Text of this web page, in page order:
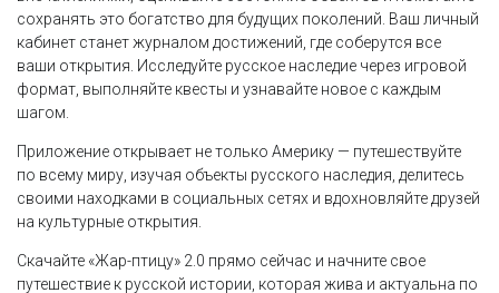
сохранять это богатство для будущих поколений. Ваш личный
кабинет станет журналом достижений, где соберутся все
ваши открытия. Исследуйте русское наследие через игровой
формат, выполняйте квесты и узнавайте новое с каждым
шагом.
Приложение открывает не только Америку — путешествуйте
по всему миру, изучая объекты русского наследия, делитесь
своими находками в социальных сетях и вдохновляйте друзей
на культурные открытия.
Скачайте «Жар-птицу» 2.0 прямо сейчас и начните свое
путешествие к русской истории, которая жива и актуальна по